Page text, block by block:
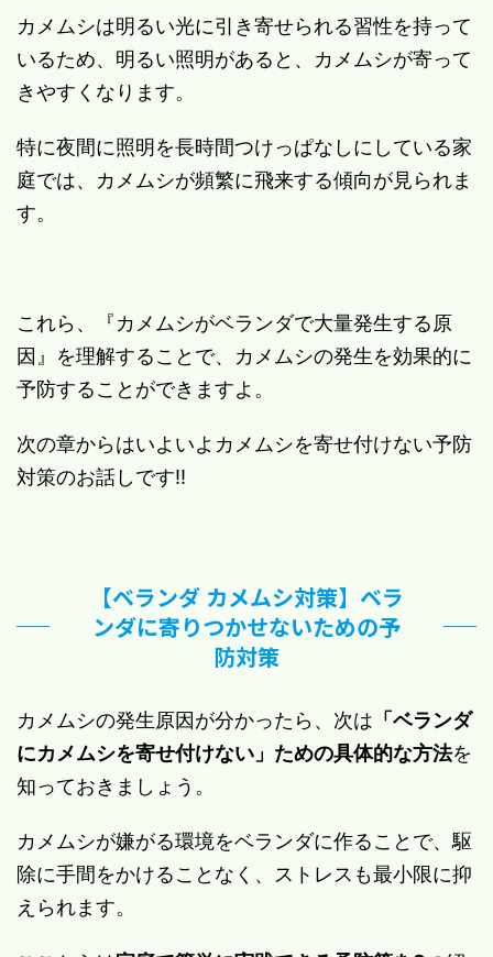
カメムシは明るい光に引き寄せられる習性を持って
いるため、明るい照明があると、カメムシが寄って
きやすくなります。
特に夜間に照明を長時間つけっぱなしにしている家
庭では、カメムシが頻繁に飛来する傾向が見られま
す。
これら、『カメムシがベランダで大量発生する原
因』を理解することで、カメムシの発生を効果的に
予防することができますよ。
次の章からはいよいよカメムシを寄せ付けない予防
対策のお話しです!!
【ベランダ カメムシ対策】ベラ
ンダに寄りつかせないための予
防対策
カメムシの発生原因が分かったら、次は 「ベランダ
にカメムシを寄せ付けない」ための具体的な方法を
知っておきましょう。
カメムシが嫌がる環境をベランダに作ることで、駆
除に手間をかけることなく、ストレスも最小限に抑
えられます。